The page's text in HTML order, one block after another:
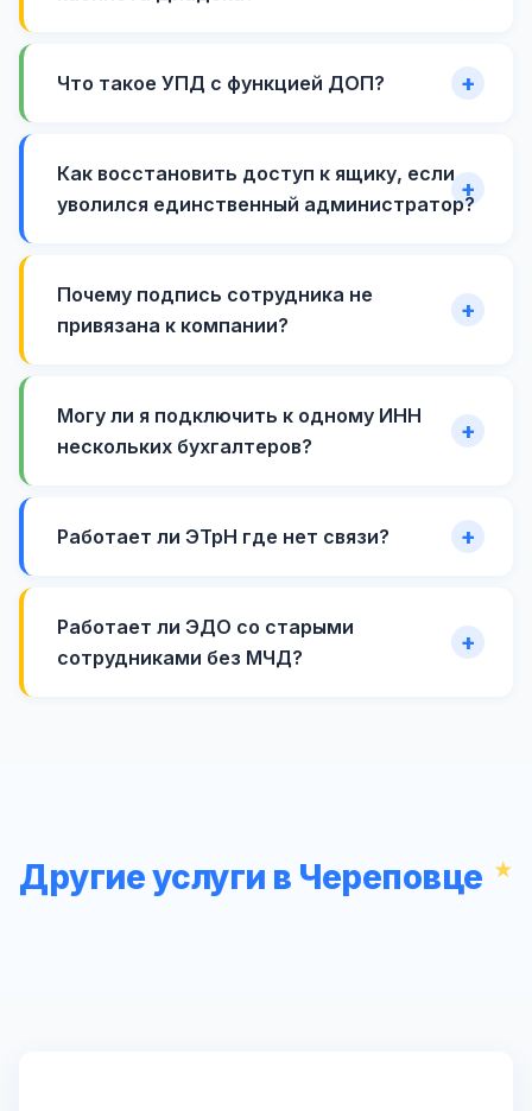
Что такое УПД с функцией ДОП?
Как восстановить доступ к ящику, если
уволился единственный администратор?
Почему подпись сотрудника не
привязана к компании?
Могу ли я подключить к одному ИНН
нескольких бухгалтеров?
Работает ли ЭТрН где нет связи?
Работает ли ЭДО со старыми
сотрудниками без МЧД?
Другие услуги в Череповце